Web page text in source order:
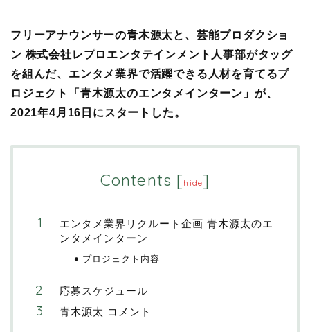
フリーアナウンサーの青木源太と、芸能プロダクショ
ン 株式会社レプロエンタテインメント人事部がタッグ
を組んだ、エンタメ業界で活躍できる人材を育てるプ
ロジェクト「青木源太のエンタメインターン」が、
2021年4月16日にスタートした。
Contents [hide]
エンタメ業界リクルート企画 青木源太のエ
ンタメインターン
プロジェクト内容
応募スケジュール
青木源太 コメント